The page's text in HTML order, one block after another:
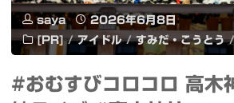
カ
ル
神
御
saya
2026年6月8日
[PR] / アイドル / すみだ・こうとう
#おむすびコロコロ 高木